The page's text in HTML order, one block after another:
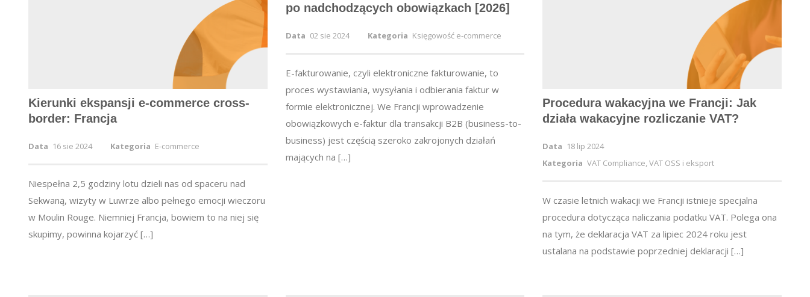
Kierunki ekspansji e-commerce cross-
border: Francja
Data 16 sie 2024 Kategoria E-commerce
Niespełna 2,5 godziny lotu dzieli nas od spaceru nad
Sekwaną, wizyty w Luwrze albo pełnego emocji wieczoru
w Moulin Rouge. Niemniej Francja, bowiem to na niej się
skupimy, powinna kojarzyć […]
po nadchodzących obowiązkach [2026]
Data 02 sie 2024 Kategoria Księgowość e-commerce
E-fakturowanie, czyli elektroniczne fakturowanie, to
proces wystawiania, wysyłania i odbierania faktur w
formie elektronicznej. We Francji wprowadzenie
obowiązkowych e-faktur dla transakcji B2B (business-to-
business) jest częścią szeroko zakrojonych działań
mających na […]
Procedura wakacyjna we Francji: Jak
działa wakacyjne rozliczanie VAT?
Data 18 lip 2024
Kategoria VAT Compliance, VAT OSS i eksport
W czasie letnich wakacji we Francji istnieje specjalna
procedura dotycząca naliczania podatku VAT. Polega ona
na tym, że deklaracja VAT za lipiec 2024 roku jest
ustalana na podstawie poprzedniej deklaracji […]